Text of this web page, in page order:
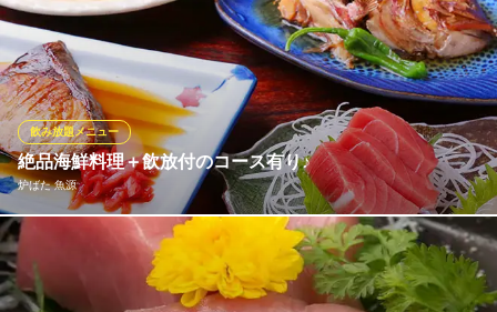
絶品海鮮料理＋飲放付のコース有り♪
炉ばた 魚源
飲み放題メニュー
当店自慢の魚源おまかせコース！もちろん飲み放題も追加可能で
す！忘年会や各種宴会・飲み会に自慢のお造り盛り合わせや旬の
魚料理など、季節を感じる魚介類が盛りだくさんのコースはいか